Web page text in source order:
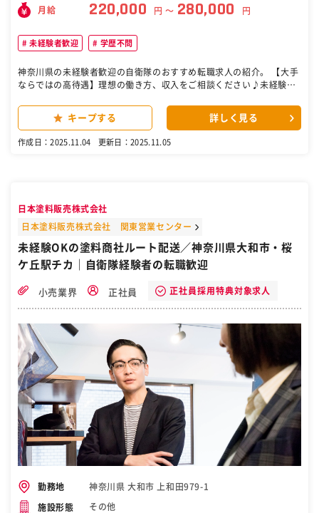
月給 220,000 円 〜 280,000 円
未経験者歓迎 学歴不問
神奈川県の未経験者歓迎の自衛隊のおすすめ転職求人の紹介。 【大手
ならではの高待遇】理想の働き方、収入をご相談ください♪未経験歓
未経験OK！研修充実！定着率90％以上 ☆決まったお客様先への訪問
で安心 ☆ご家族都合の急なお休みも対応可能 ☆年末年始・GW・お盆
仕事内容 車いすや歩行器、電動ベッドなどのお届けや、 回収の補助を
けます！ ゆくゆくは営業スタッフとして正社員も目指していただける
環境です。 今後も需要の拡大が予想される介護業界で一緒に働きませ
容や配属については面接にてお伝えします。 ＊･｡･｡＊･｡･｡＊･｡･｡
＊･｡･｡＊＊･｡･｡＊･｡･｡＊･｡･｡＊･｡･｡＊ ■スタッフインタビュー 飲食
る職場が良い" と思い、知名度のあるダスキンに転職しました。 じっ
なるために資格取得の勉強をしています！/30代男性 家族の介護をき
っかけにこの業界に興味を持ちました。 以前は長距離ドライバーとし
て働いていたので 今までの経験も活かせるこのお仕事を選びました！
お客様先に訪問するとみなさんが”いつもありがとう” と温かく迎えて
くださるのが嬉しいですね！/40代男性 ［自衛隊・転職・求人］
キープする 詳しく見る
作成日：2025.11.04 更新日：2025.11.05
日本塗料販売株式会社
日本塗料販売株式会社 関東営業センター
未経験OKの塗料商社ルート配送／神奈川県大和市・桜
ケ丘駅チカ｜自衛隊経験者の転職歓迎
小売業界 正社員 正社員採用特典対象求人
勤務地 神奈川県 大和市 上和田979-1
施設形態 その他